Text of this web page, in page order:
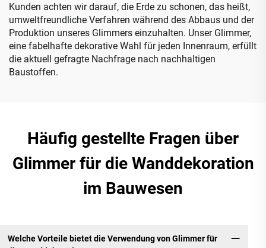
Kunden achten wir darauf, die Erde zu schonen, das heißt,
umweltfreundliche Verfahren während des Abbaus und der
Produktion unseres Glimmers einzuhalten. Unser Glimmer,
eine fabelhafte dekorative Wahl für jeden Innenraum, erfüllt
die aktuell gefragte Nachfrage nach nachhaltigen
Baustoffen.
Häufig gestellte Fragen über
Glimmer für die Wanddekoration
im Bauwesen
Welche Vorteile bietet die Verwendung von Glimmer für